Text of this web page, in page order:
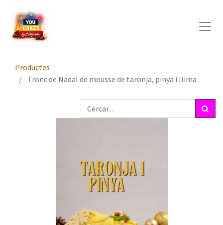
Productes
Tronc de Nadal de mousse de taronja, pinya i llima